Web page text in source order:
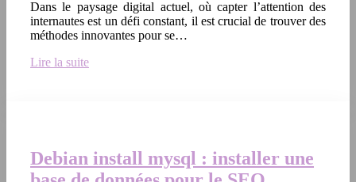
Dans le paysage digital actuel, où capter l’attention des
internautes est un défi constant, il est crucial de trouver des
méthodes innovantes pour se…
Lire la suite
Debian install mysql : installer une